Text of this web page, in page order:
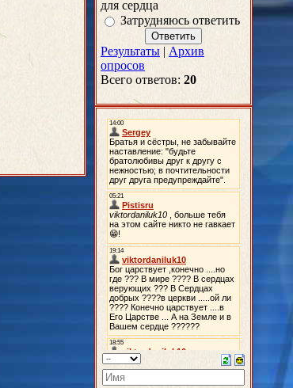
для сердца
Затрудняюсь ответить
Результаты | Архив
опросов
Всего ответов: 20